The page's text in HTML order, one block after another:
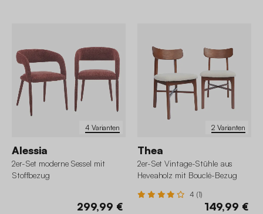
4 Varianten
Alessia
2er-Set moderne Sessel mit
Stoffbezug
299,99 €
2 Varianten
Thea
2er-Set Vintage-Stühle aus
Heveaholz mit Bouclé-Bezug
4 (1)
149,99 €